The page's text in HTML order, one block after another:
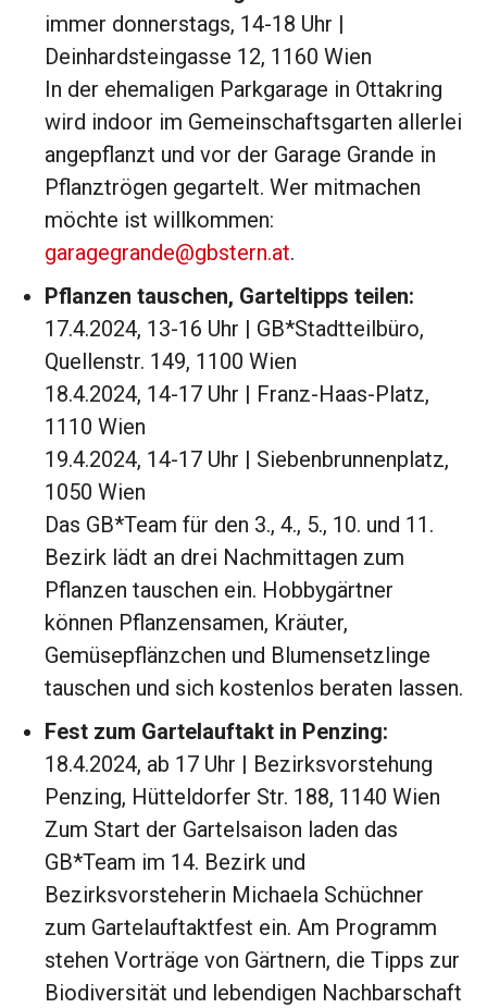
immer donnerstags, 14-18 Uhr |
Deinhardsteingasse 12, 1160 Wien
In der ehemaligen Parkgarage in Ottakring
wird indoor im Gemeinschaftsgarten allerlei
angepflanzt und vor der Garage Grande in
Pflanztrögen gegartelt. Wer mitmachen
möchte ist willkommen:
garagegrande@gbstern.at.
Pflanzen tauschen, Garteltipps teilen:
17.4.2024, 13-16 Uhr | GB*Stadtteilbüro,
Quellenstr. 149, 1100 Wien
18.4.2024, 14-17 Uhr | Franz-Haas-Platz,
1110 Wien
19.4.2024, 14-17 Uhr | Siebenbrunnenplatz,
1050 Wien
Das GB*Team für den 3., 4., 5., 10. und 11.
Bezirk lädt an drei Nachmittagen zum
Pflanzen tauschen ein. Hobbygärtner
können Pflanzensamen, Kräuter,
Gemüsepflänzchen und Blumensetzlinge
tauschen und sich kostenlos beraten lassen.
Fest zum Gartelauftakt in Penzing:
18.4.2024, ab 17 Uhr | Bezirksvorstehung
Penzing, Hütteldorfer Str. 188, 1140 Wien
Zum Start der Gartelsaison laden das
GB*Team im 14. Bezirk und
Bezirksvorsteherin Michaela Schüchner
zum Gartelauftaktfest ein. Am Programm
stehen Vorträge von Gärtnern, die Tipps zur
Biodiversität und lebendigen Nachbarschaft